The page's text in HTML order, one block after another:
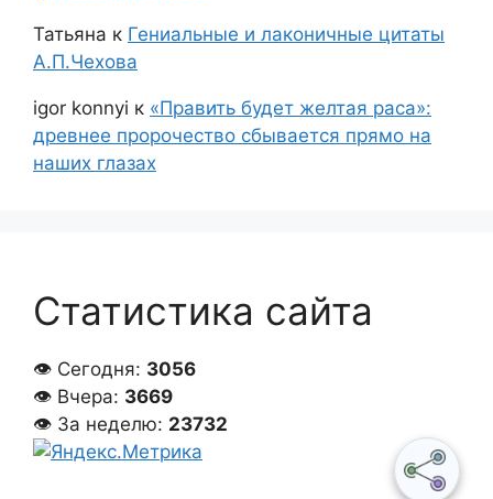
Татьяна к Гениальные и лаконичные цитаты
А.П.Чехова
igor konnyi к «Править будет желтая раса»:
древнее пророчество сбывается прямо на
наших глазах
Статистика сайта
👁 Сегодня: 3056
👁 Вчера: 3669
👁 За неделю: 23732